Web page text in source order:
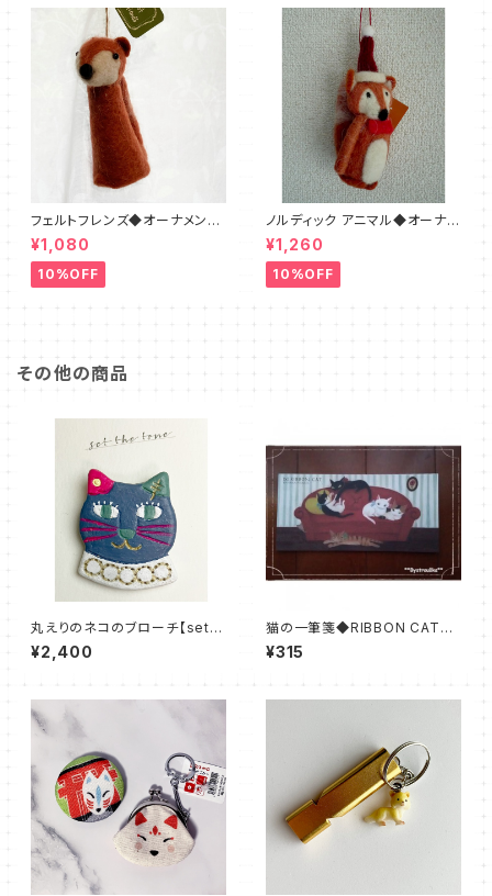
フェルトフレンズ◆オーナメント
フォックス
¥1,080
10%OFF
ノルディック アニマル◆オーナメ
ント◆キツネ フェルト
¥1,260
10%OFF
その他の商品
丸えりのネコのブローチ【set t
he tone】
¥2,400
猫の一筆箋◆RIBBON CAT
赤いソファー ネコ
¥315